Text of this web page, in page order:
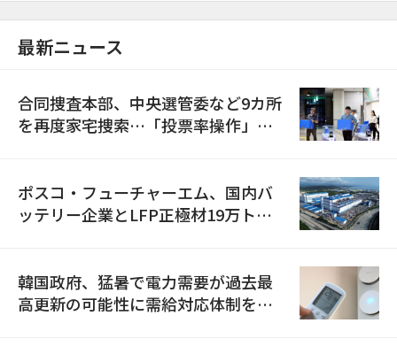
最新ニュース
合同捜査本部、中央選管委など9カ所
を再度家宅捜索…「投票率操作」の
ポスコ・フューチャーエム、国内バ
ッテリー企業とLFP正極材19万トン
韓国政府、猛暑で電力需要が過去最
高更新の可能性に需給対応体制を点